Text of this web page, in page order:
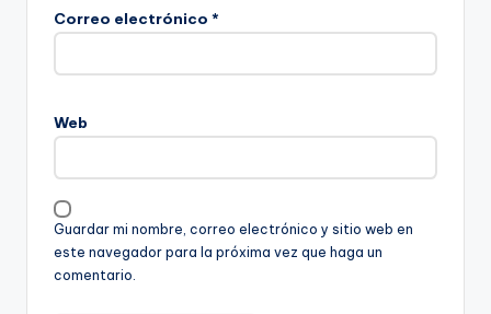
Correo electrónico *
Web
Guardar mi nombre, correo electrónico y sitio web en
este navegador para la próxima vez que haga un
comentario.